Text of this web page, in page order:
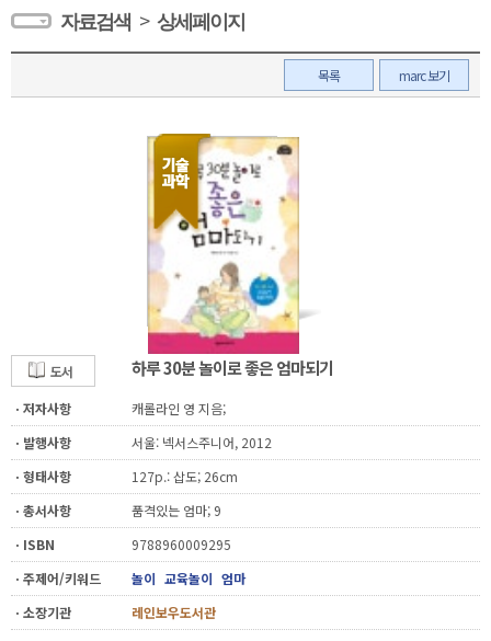
자료검색 > 상세페이지
목록 marc 보기
도서 하루 30분 놀이로 좋은 엄마되기
ㆍ저자사항
캐롤라인 영 지음;
ㆍ발행사항
서울: 넥서스주니어, 2012
ㆍ형태사항
127p.: 삽도; 26cm
ㆍ총서사항
품격있는 엄마; 9
ㆍISBN
9788960009295
ㆍ주제어/키워드
놀이 교육놀이 엄마
ㆍ소장기관
레인보우도서관